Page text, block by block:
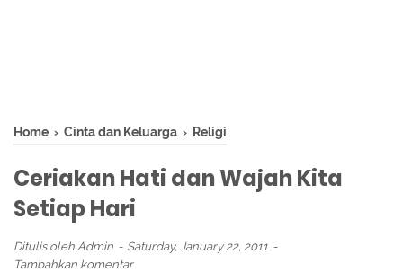
Home › Cinta dan Keluarga › Religi
Ceriakan Hati dan Wajah Kita
Setiap Hari
Ditulis oleh Admin
Saturday, January 22, 2011
Tambahkan komentar